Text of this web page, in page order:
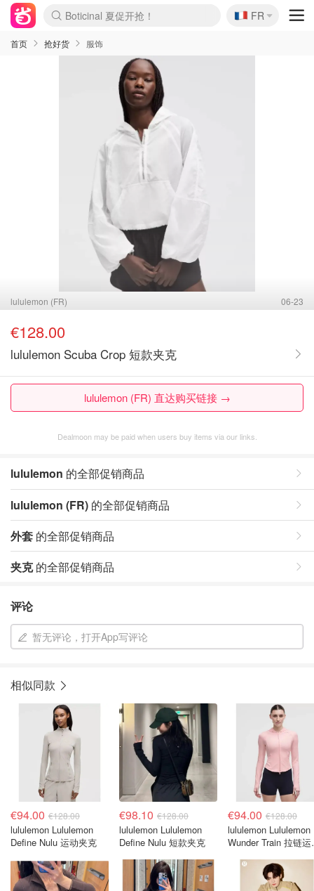
4折！lulu周四疯狂上新
还没结束！&OtherStories大促
Joybuy变相75折 随时失效
速领！Stanley独家85折
疑似霸哥！Camper额外叠85折
Zalando 奥莱闪促！每日更新
Moncler反季囤！5折起+叠9折
Coach Brooklyn仅€192
🇫🇷
FR
首页 抢好货 服饰
lululemon (FR) 06-23
€128.00
lululemon Scuba Crop 短款夹克
lululemon (FR) 直达购买链接 →
Dealmoon may be paid when users buy items via our links.
lululemon 的全部促销商品
lululemon (FR) 的全部促销商品
外套 的全部促销商品
夹克的全部促销商品
评论
暂无评论，打开App写评论
相似同款
€94.00 €128.00
lululemon Lululemon
Define Nulu 运动夹克
€98.10 €128.00
lululemon Lululemon
Define Nulu 短款夹克
€94.00 €128.00
lululemon Lululemon
Wunder Train 拉链运